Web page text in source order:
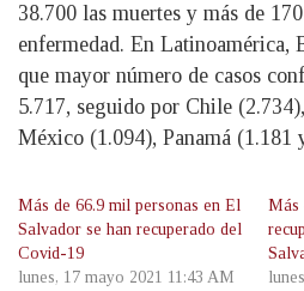
38.700 las muertes y más de
enfermedad. En Latinoamérica,
que mayor número de casos
5.717, seguido por Chile
México (1.094), Panamá (1.181
Más de 66.9 mil personas en El
Salvador se han recuperado del
Covid-19
lunes, 17 mayo 2021 11:43 AM
Más